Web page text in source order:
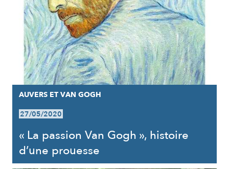
AUVERS ET VAN GOGH
27/05/2020
« La passion Van Gogh », histoire
d’une prouesse